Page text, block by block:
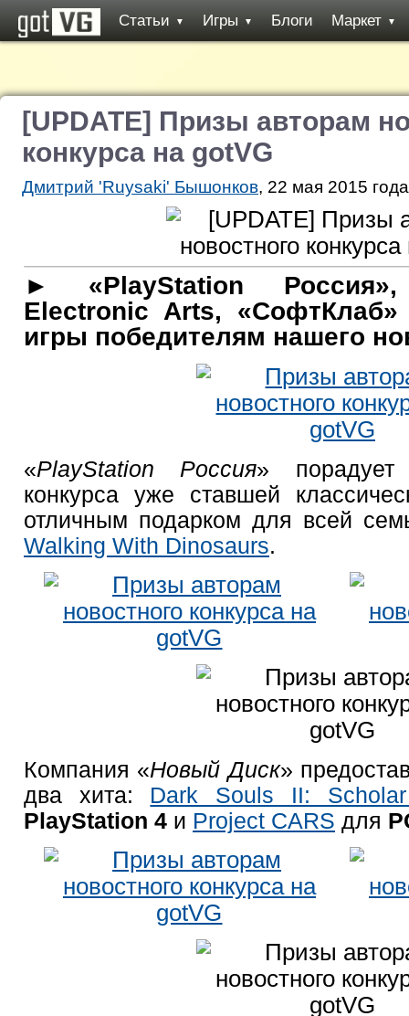
Статьи ▼ Игры ▼ Блоги Маркет ▼
[UPDATE] Призы авторам
конкурса на gotVG
Дмитрий 'Ruysaki' Бышонков, 22 мая 2015
► «PlayStation
Electronic Arts,
игры победителям нашего
«PlayStation Россия» порадует
конкурса уже ставшей
отличным подарком для всей
Walking With Dinosaurs.
Компания «Новый Диск»
два хита: Dark Souls II:
PlayStation 4 и Project CARS для